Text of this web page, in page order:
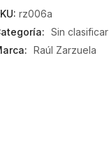
rz006a
Sin clasificar
Raúl Zarzuela